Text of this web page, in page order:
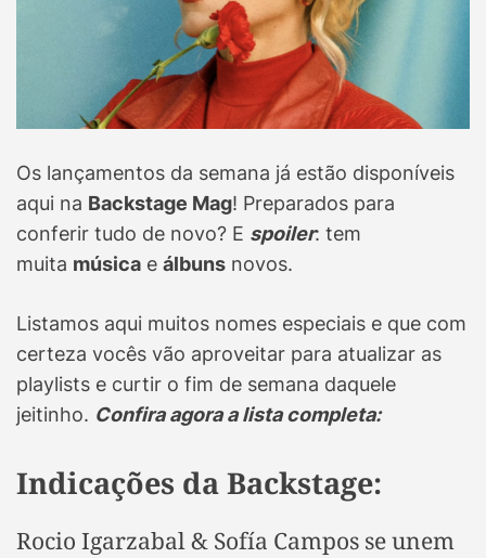
Os lançamentos da semana já estão disponíveis
aqui na Backstage Mag! Preparados para
conferir tudo de novo? E spoiler: tem
muita música e álbuns novos.
Listamos aqui muitos nomes especiais e que com
certeza vocês vão aproveitar para atualizar as
playlists e curtir o fim de semana daquele
jeitinho. Confira agora a lista completa:
Indicações da Backstage:
Rocio Igarzabal & Sofía Campos se unem